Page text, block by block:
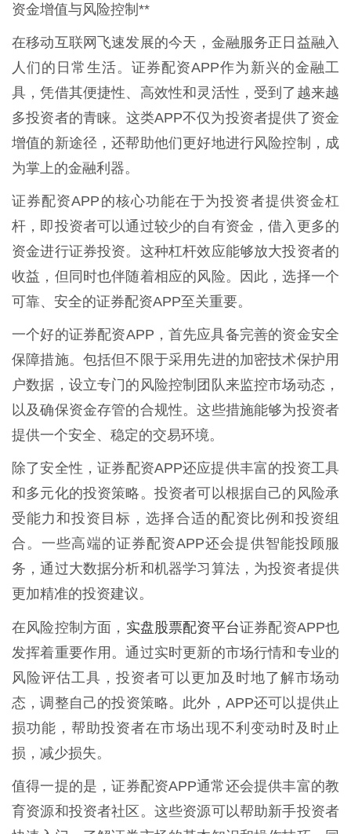
资金增值与风险控制**
在移动互联网飞速发展的今天，金融服务正日益融入
人们的日常生活。证券配资APP作为新兴的金融工
具，凭借其便捷性、高效性和灵活性，受到了越来越
多投资者的青睐。这类APP不仅为投资者提供了资金
增值的新途径，还帮助他们更好地进行风险控制，成
为掌上的金融利器。
证券配资APP的核心功能在于为投资者提供资金杠
杆，即投资者可以通过较少的自有资金，借入更多的
资金进行证券投资。这种杠杆效应能够放大投资者的
收益，但同时也伴随着相应的风险。因此，选择一个
可靠、安全的证券配资APP至关重要。
一个好的证券配资APP，首先应具备完善的资金安全
保障措施。包括但不限于采用先进的加密技术保护用
户数据，设立专门的风险控制团队来监控市场动态，
以及确保资金存管的合规性。这些措施能够为投资者
提供一个安全、稳定的交易环境。
除了安全性，证券配资APP还应提供丰富的投资工具
和多元化的投资策略。投资者可以根据自己的风险承
受能力和投资目标，选择合适的配资比例和投资组
合。一些高端的证券配资APP还会提供智能投顾服
务，通过大数据分析和机器学习算法，为投资者提供
更加精准的投资建议。
在风险控制方面， 实盘股票配资平台证券配资APP也
发挥着重要作用。通过实时更新的市场行情和专业的
风险评估工具，投资者可以更加及时地了解市场动
态，调整自己的投资策略。此外，APP还可以提供止
损功能，帮助投资者在市场出现不利变动时及时止
损，减少损失。
值得一提的是，证券配资APP通常还会提供丰富的教
育资源和投资者社区。这些资源可以帮助新手投资者